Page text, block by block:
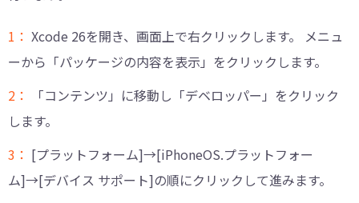
1： Xcode 26を開き、画面上で右クリックします。 メニュ
ーから「パッケージの内容を表示」をクリックします。
2：
「コンテンツ」に移動し「デベロッパー」をクリック
します。
3： [プラットフォーム]→[iPhoneOS.プラットフォー
ム]→[デバイス サポート]の順にクリックして進みます。